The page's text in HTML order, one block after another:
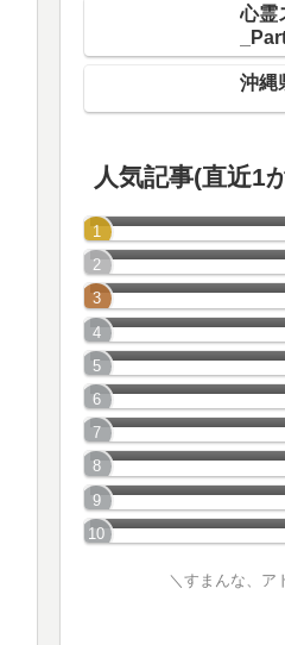
心霊
沖縄
人気記事(直近1
沖縄県_Part2
沖縄県_Part1
那覇市_Part1
【まちBBS】沖縄
【まちBBS】沖縄
【まちBBS】沖縄
沖縄県_Part4
【まちBBS】沖縄
沖縄県_Part3
＼すまんな、ア